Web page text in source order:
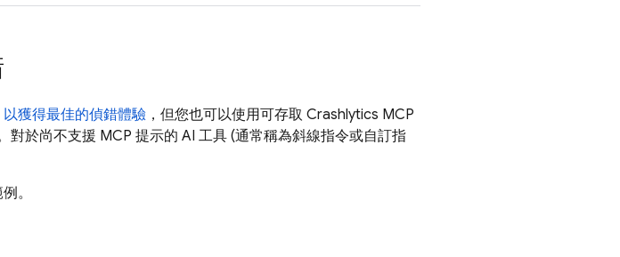
以獲得最佳的偵錯體驗 ，但您也可以使用可存取 Crashlytics MCP
對於尚不支援 MCP 提示的 AI 工具 (通常稱為斜線指令或自訂指
。